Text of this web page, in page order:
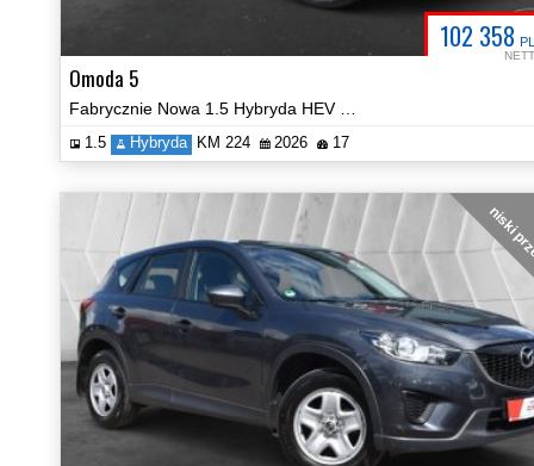
102 358
Omoda 5
1.5 Hybryda KM 224 2026 17
niski